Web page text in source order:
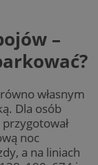
–
własnym
Dla osób
noc
a na liniach